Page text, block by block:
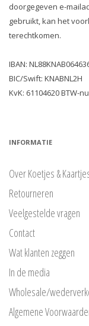
doorgegeven e-
gebruikt, kan het
terechtkomen.
IBAN:
BIC/Swift: KNABNL2H
KvK: 61104620 BTW-
INFORMATIE
Over Koetjes &
Retourneren
Veelgestelde vragen
Contact
Wat klanten zeggen
In de media
Wholesale/
Algemene